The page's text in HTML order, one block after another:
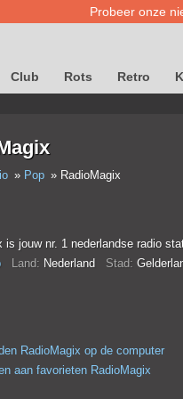
Probeer onze
Club Rots Retro
Pop RadioMagix
is jouw nr. 1 nederlandse radio
Land: Nederland Stad:
RadioMagix op de computer
aan favorieten RadioMagix